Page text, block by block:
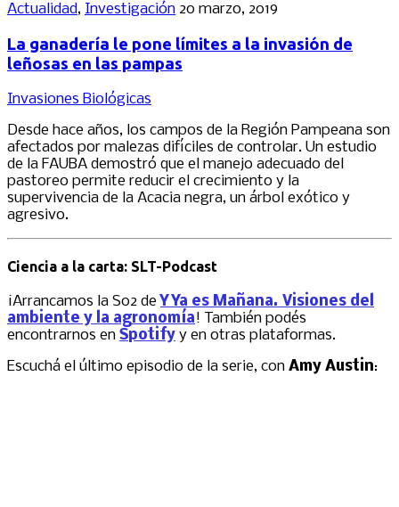
Actualidad, Investigación 20 marzo, 2019
La ganadería le pone límites a la invasión de
leñosas en las pampas
Invasiones Biológicas
Desde hace años, los campos de la Región Pampeana son
afectados por malezas difíciles de controlar. Un estudio
de la FAUBA demostró que el manejo adecuado del
pastoreo permite reducir el crecimiento y la
supervivencia de la Acacia negra, un árbol exótico y
agresivo.
Ciencia a la carta: SLT-Podcast
¡Arrancamos la S02 de Y Ya es Mañana. Visiones del
ambiente y la agronomía! También podés
encontrarnos en Spotify y en otras plataformas.
Escuchá el último episodio de la serie, con Amy Austin: